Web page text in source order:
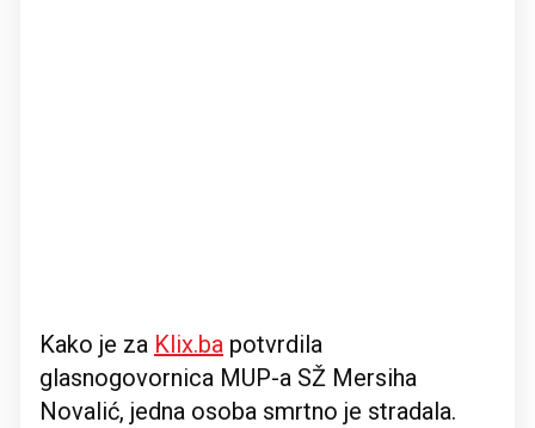
Kako je za Klix.ba potvrdila
glasnogovornica MUP-a SŽ Mersiha
Novalić, jedna osoba smrtno je stradala.